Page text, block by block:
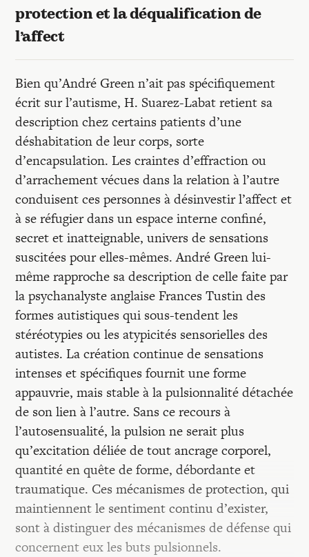
protection et la déqualification de
l’affect
Bien qu’André Green n’ait pas spécifiquement
écrit sur l’autisme, H. Suarez-Labat retient sa
description chez certains patients d’une
déshabitation de leur corps, sorte
d’encapsulation. Les craintes d’effraction ou
d’arrachement vécues dans la relation à l’autre
conduisent ces personnes à désinvestir l’affect et
à se réfugier dans un espace interne confiné,
secret et inatteignable, univers de sensations
suscitées pour elles-mêmes. André Green lui-
même rapproche sa description de celle faite par
la psychanalyste anglaise Frances Tustin des
formes autistiques qui sous-tendent les
stéréotypies ou les atypicités sensorielles des
autistes. La création continue de sensations
intenses et spécifiques fournit une forme
appauvrie, mais stable à la pulsionnalité détachée
de son lien à l’autre. Sans ce recours à
l’autosensualité, la pulsion ne serait plus
qu’excitation déliée de tout ancrage corporel,
quantité en quête de forme, débordante et
traumatique. Ces mécanismes de protection, qui
maintiennent le sentiment continu d’exister,
sont à distinguer des mécanismes de défense qui
concernent eux les buts pulsionnels.